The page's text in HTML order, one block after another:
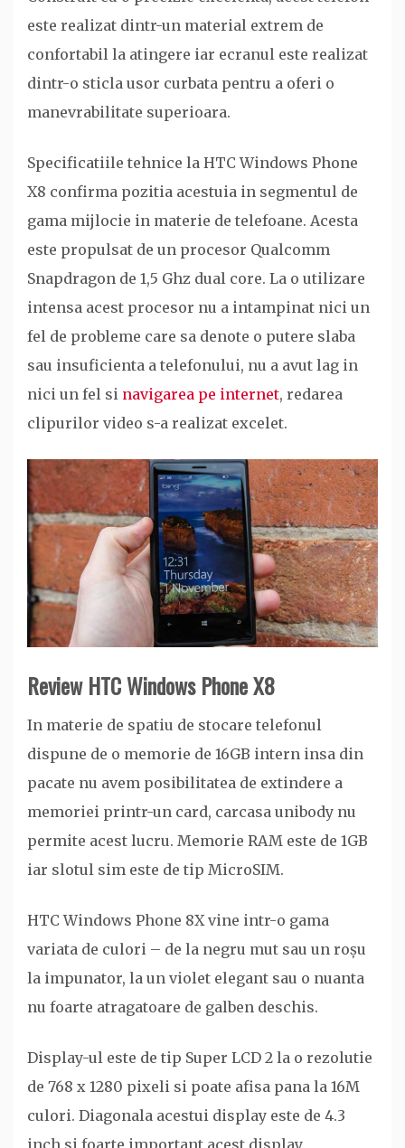
este realizat dintr-un material extrem de
confortabil la atingere iar ecranul este realizat
dintr-o sticla usor curbata pentru a oferi o
manevrabilitate superioara.
Specificatiile tehnice la HTC Windows Phone
X8 confirma pozitia acestuia in segmentul de
gama mijlocie in materie de telefoane. Acesta
este propulsat de un procesor Qualcomm
Snapdragon de 1,5 Ghz dual core. La o utilizare
intensa acest procesor nu a intampinat nici un
fel de probleme care sa denote o putere slaba
sau insuficienta a telefonului, nu a avut lag in
nici un fel si navigarea pe internet, redarea
clipurilor video s-a realizat excelet.
Review HTC Windows Phone X8
In materie de spatiu de stocare telefonul
dispune de o memorie de 16GB intern insa din
pacate nu avem posibilitatea de extindere a
memoriei printr-un card, carcasa unibody nu
permite acest lucru. Memorie RAM este de 1GB
iar slotul sim este de tip MicroSIM.
HTC Windows Phone 8X vine intr-o gama
variata de culori – de la negru mut sau un roșu
la impunator, la un violet elegant sau o nuanta
nu foarte atragatoare de galben deschis.
Display-ul este de tip Super LCD 2 la o rezolutie
de 768 x 1280 pixeli si poate afisa pana la 16M
culori. Diagonala acestui display este de 4.3
inch si foarte important acest display